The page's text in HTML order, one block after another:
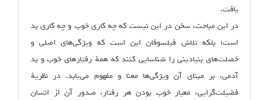
یافت.
در این مباحث، سخن در این نیست که چه کاری خوب و چه کاری بد
است؛ بلکه تلاش فیلسوفان این است که ویژگی‌های اصلی و
خصلت‌های بنیادینی را شناسایی کنند که همهٔ رفتارهای خوب و بد
آدمی، بر مبنای آن ویژگی‌‌ها معنا و مفهوم می‌یابد. در نظریهٔ
فضیلت‌گرایی، معیار خوب بودن هر رفتار، صدور آن از انسان